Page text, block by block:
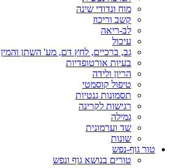
מוח ונדודי שינה
קשב וריכוז
לב-ריאה
עיכול
גב, ברכיים, לחץ דם, מע' השתן והמין
בעיות אורטופדיות
הריון ולידה
טיפול קוסמטי
תסמונות גנטיות
רגישות לקרינה
גמילה
שד וערמונית
שונות
טור גוף-נפש
טורים בנושא גוף ונפש